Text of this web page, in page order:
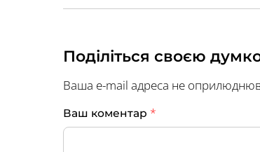
Поділіться своєю
Ваша e-mail адреса не
Ваш коментар *